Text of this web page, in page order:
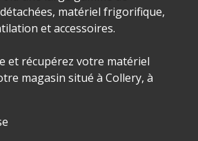
matériel frigorifique,
et accessoires.
et récupérez votre matériel
magasin situé à Collery, à